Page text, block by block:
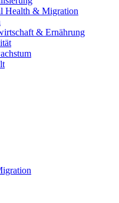
Health & Migration
& Ernährung